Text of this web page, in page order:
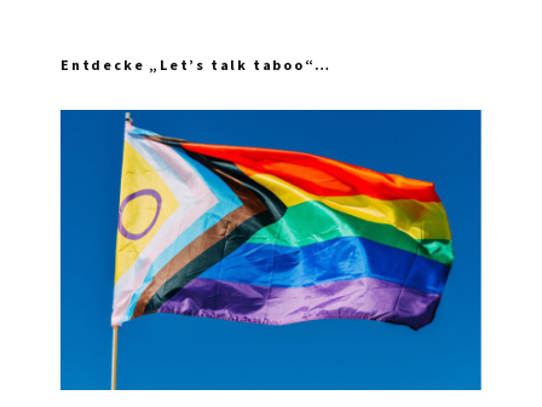
Entdecke „Let’s talk taboo“…